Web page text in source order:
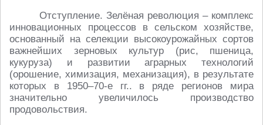
Отступление. Зелёная революция – комплекс
инновационных процессов в сельском хозяйстве,
основанный на селекции высокоурожайных сортов
важнейших зерновых культур (рис, пшеница,
кукуруза) и развитии аграрных технологий
(орошение, химизация, механизация), в результате
которых в 1950–70-е гг.. в ряде регионов мира
значительно увеличилось производство
продовольствия.